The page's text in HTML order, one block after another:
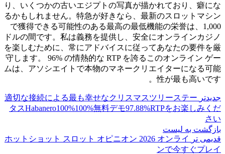
り、いくつかの古いエジプトの写真が描かれており、癖にな
るかもしれません。特急が好きなら、最新のスロットマシン
で獲得できる可能性のある最高の最低機能の栄誉は、1,000
ドルの間です。私は義務を提供し、安全にオンラインカジノ
を楽しむために、常にアドバイスに従ってあなたの要件を厳
守します。 96% の情熱的な RTP を誇るこのオンライン ゲー
ムは、アソシエイトで本物のマネークリエイターになる可能
性が最も高いです。
جدیدتر 適切な接続による最も幸せなクリスマスツリーステー
タスHabanero100%100%無料デモ97.88%RTPをお楽しみくだ
さい
بازگشت به لیست
قدیمی تر
ホットショット スロット オピニオン 2026 オンライ
ンで今すぐプレイ